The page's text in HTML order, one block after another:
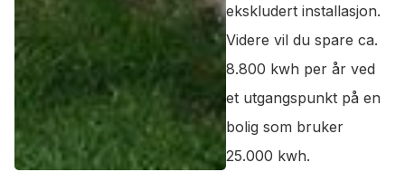
ekskludert installasjon.
Videre vil du spare ca.
8.800 kwh per år ved
et utgangspunkt på en
bolig som bruker
25.000 kwh.